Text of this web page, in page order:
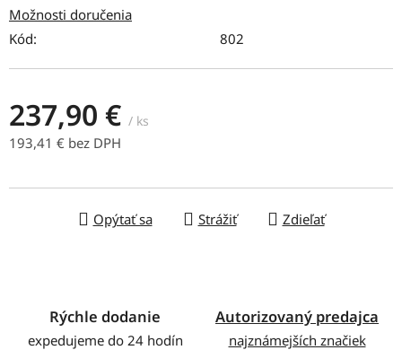
Možnosti doručenia
Kód:
802
237,90 € / ks
193,41 € bez DPH
Opýtať sa Strážiť Zdieľať
Rýchle dodanie
expedujeme do 24 hodín
Autorizovaný predajca
najznámejších značiek